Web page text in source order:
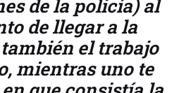
de la policía) al
de llegar a la
el trabajo
mientras uno te